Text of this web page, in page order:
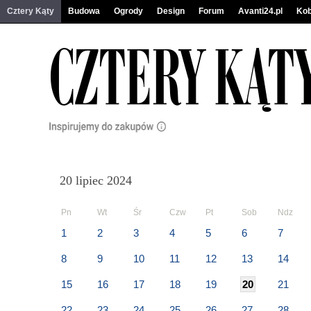
Cztery Kąty Budowa Ogrody Design Forum Avanti24.pl
20 lipiec 2024
Pn Wt Śr Czw Pt Sob Ndz
1 2 3 4 5 6 7
8 9 10 11 12 13 14
15 16 17 18 19 20 21